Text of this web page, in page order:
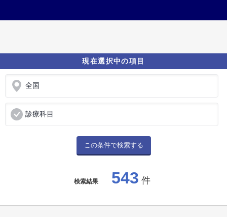
現在選択中の項目
全国
診療科目
この条件で検索する
検索結果 543 件